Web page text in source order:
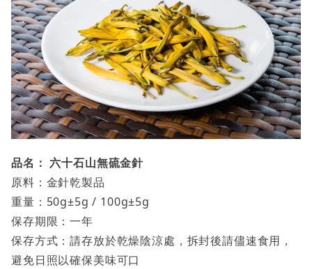
品名： 六十石山無硫金針
原料：金針乾製品
重量：50g±5g / 100g±5g
保存期限：一年
保存方式：請存放於乾燥陰涼處，拆封後請儘速食用，
避免日照以確保美味可口